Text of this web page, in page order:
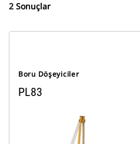
2 Sonuçlar
Boru Döşeyiciler
PL83